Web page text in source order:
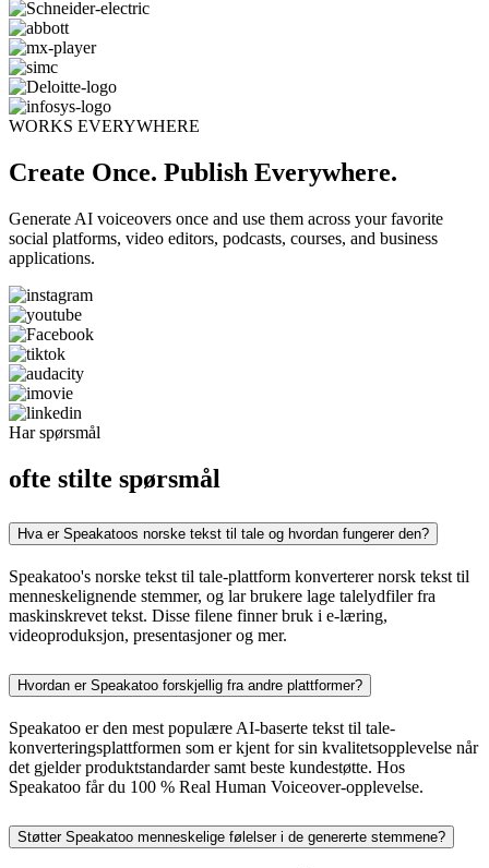
WORKS EVERYWHERE
Create Once. Publish Everywhere.
Generate AI voiceovers once and use them across your favorite
social platforms, video editors, podcasts, courses, and business
applications.
Har spørsmål
ofte stilte spørsmål
Hva er Speakatoos norske tekst til tale og hvordan fungerer den?
Speakatoo's norske tekst til tale-plattform konverterer norsk tekst til
menneskelignende stemmer, og lar brukere lage talelydfiler fra
maskinskrevet tekst. Disse filene finner bruk i e-læring,
videoproduksjon, presentasjoner og mer.
Hvordan er Speakatoo forskjellig fra andre plattformer?
Speakatoo er den mest populære AI-baserte tekst til tale-
konverteringsplattformen som er kjent for sin kvalitetsopplevelse når
det gjelder produktstandarder samt beste kundestøtte. Hos
Speakatoo får du 100 % Real Human Voiceover-opplevelse.
Støtter Speakatoo menneskelige følelser i de genererte stemmene?